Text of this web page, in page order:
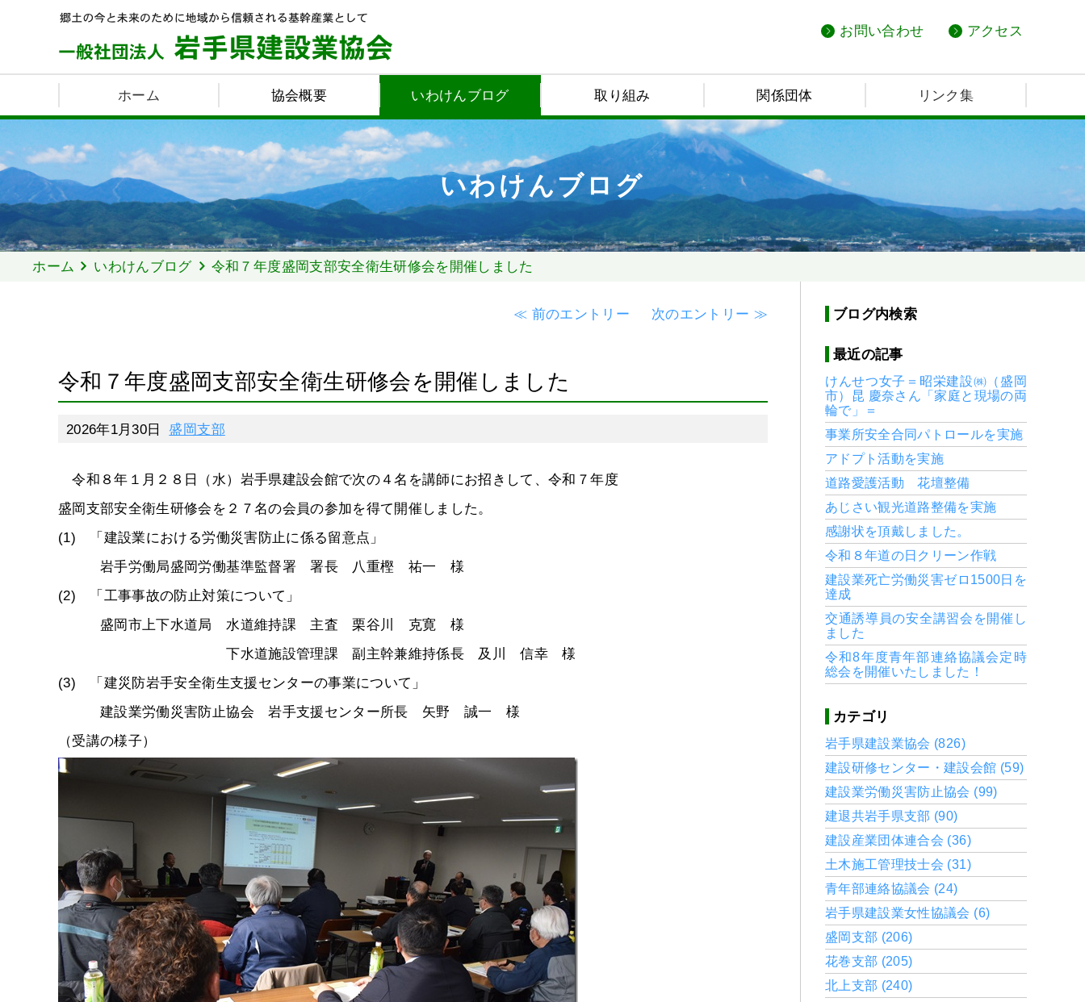
お問い合わせ アクセス
ホーム 協会概要 いわけんブログ 取り組み 関係団体 リンク集
いわけんブログ
ホーム いわけんブログ 令和７年度盛岡支部安全衛生研修会を開催しました
≪ 前のエントリー 次のエントリー ≫
令和７年度盛岡支部安全衛生研修会を開催しました
2026年1月30日 盛岡支部
令和８年１月２８日（水）岩手県建設会館で次の４名を講師にお招きして、令和７年度
盛岡支部安全衛生研修会を２７名の会員の参加を得て開催しました。
(1) 「建設業における労働災害防止に係る留意点」
岩手労働局盛岡労働基準監督署 署長 八重樫 祐一 様
(2) 「工事事故の防止対策について」
盛岡市上下水道局 水道維持課 主査 栗谷川 克寛 様
下水道施設管理課 副主幹兼維持係長 及川 信幸 様
(3) 「建災防岩手安全衛生支援センターの事業について」
建設業労働災害防止協会 岩手支援センター所長 矢野 誠一 様
（受講の様子）
ブログ内検索
最近の記事
けんせつ女子＝昭栄建設㈱（盛岡
市）昆 慶奈さん「家庭と現場の両
輪で」＝
事業所安全合同パトロールを実施
アドプト活動を実施
道路愛護活動 花壇整備
あじさい観光道路整備を実施
感謝状を頂戴しました。
令和８年道の日クリーン作戦
建設業死亡労働災害ゼロ1500日を
達成
交通誘導員の安全講習会を開催し
ました
令和8年度青年部連絡協議会定時
総会を開催いたしました！
カテゴリ
岩手県建設業協会 (826)
建設研修センター・建設会館 (59)
建設業労働災害防止協会 (99)
建退共岩手県支部 (90)
建設産業団体連合会 (36)
土木施工管理技士会 (31)
青年部連絡協議会 (24)
岩手県建設業女性協議会 (6)
盛岡支部 (206)
花巻支部 (205)
北上支部 (240)